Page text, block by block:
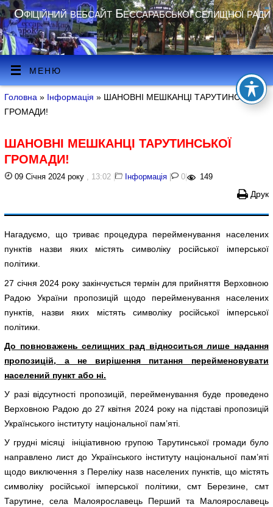
Офіційний вебсайт Бессарабської селищної ради
МЕНЮ
Головна » Інформація » ШАНОВНІ МЕШКАНЦІ ТАРУТИНСЬКОЇ
ГРОМАДИ!
ШАНОВНІ МЕШКАНЦІ ТАРУТИНСЬКОЇ
ГРОМАДИ!
09 Січня 2024 року , 13:02 | Інформація | 0 | 149
Друк
Нагадуємо, що триває процедура перейменування населених
пунктів назви яких містять символіку російської імперської
політики.
27 січня 2024 року закінчується термін для прийняття Верховною
Радою України пропозицій щодо перейменування населених
пунктів, назви яких містять символіку російської імперської
політики.
До повноважень селищних рад відноситься лише надання
пропозицій, а не вирішення питання перейменовувати
населений пункт або ні.
У разі відсутності пропозицій, перейменування буде проведено
Верховною Радою до 27 квітня 2024 року на підставі пропозицій
Українського інституту національної пам’яті.
У грудні місяці ініціативною групою Тарутинської громади було
направлено лист до Українського інституту національної пам’яті
щодо виключення з Переліку назв населених пунктів, що містять
символіку російської імперської політики, смт Березине, смт
Тарутине, села Малоярославець Перший та Малоярославець